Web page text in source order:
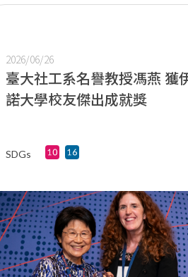
2026/06/26
臺大社工系名譽教授馮燕 獲
諾大學校友傑出成就獎
SDGs